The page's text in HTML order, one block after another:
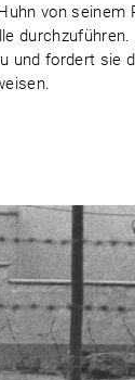
von seinem
und fordert sie